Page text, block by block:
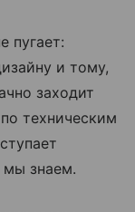
пугает:
и тому,
заходит
по техническим
мы знаем.